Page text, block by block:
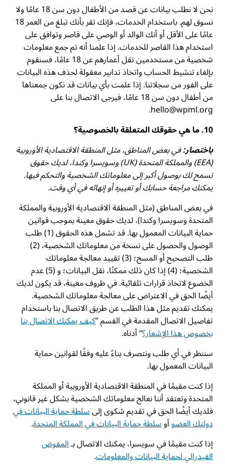
نحن لا نطلب بيانات عن قصد من الأطفال دون سن 18 عامًا ولا
نسوق لهم. باستخدام الخدمات، فإنك تقر بأنك تبلغ من العمر 18
عامًا على الأقل أو أنك الوالد أو الوصي على قاصر وتوافق على
استخدام هذا القاصر للخدمات. إذا علمنا أنه تم جمع معلومات
شخصية من مستخدمين تقل أعمارهم عن 18 عامًا، فسنقوم
بإلغاء تنشيط الحساب واتخاذ تدابير معقولة لحذف هذه البيانات
على الفور من سجلاتنا. إذا علمت بأي بيانات قد نكون جمعناها
من أطفال دون سن 18 عامًا، فيرجى الاتصال بنا على
hello@wpml.org.
10. ما هي حقوقك المتعلقة بالخصوصية؟
باختصار:في بعض المناطق، مثل المنطقة الاقتصادية الأوروبية
(EEA) والمملكة المتحدة (UK) وسويسرا وكندا، لديك حقوق
تسمح لك بوصول أكبر إلى معلوماتك الشخصية والتحكم فيها.
يمكنك مراجعة حسابك أو تغييره أو إنهائه في أي وقت.
في بعض المناطق (مثل المنطقة الاقتصادية الأوروبية والمملكة
المتحدة وسويسرا وكندا)، لديك حقوق معينة بموجب قوانين
حماية البيانات المعمول بها. قد تشمل هذه الحقوق (1) طلب
الوصول والحصول على نسخة من معلوماتك الشخصية، (2)
طلب التصحيح أو المسح؛ (3) تقييد معالجة معلوماتك
الشخصية؛ (4) إذا كان ذلك ممكنًا، نقل البيانات؛ و (5) عدم
الخضوع لاتخاذ قرارات تلقائية. في ظروف معينة، قد يكون لديك
أيضًا الحق في الاعتراض على معالجة معلوماتك الشخصية.
يمكنك تقديم مثل هذا الطلب عن طريق الاتصال بنا باستخدام
تفاصيل الاتصال المقدمة في القسم ”كيف يمكنك الاتصال بنا
بخصوص هذا الإشعار؟“ أدناه.
سننظر في أي طلب ونتصرف بناءً عليه وفقًا لقوانين حماية
البيانات المعمول بها.
إذا كنت مقيمًا في المنطقة الاقتصادية الأوروبية أو المملكة
المتحدة وتعتقد أننا نعالج معلوماتك الشخصية بشكل غير قانوني،
فلديك أيضًا الحق في تقديم شكوى إلىسلطة حماية البيانات في
دولتك العضوأوسلطة حماية البيانات في المملكة المتحدة.
إذا كنت مقيمًا في سويسرا، يمكنك الاتصال بـالمفوض
الفيدرالي لحماية البيانات والمعلومات.